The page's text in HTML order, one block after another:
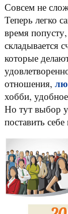
Совсем не
Теперь легко
время
складывается
которые
отношения,
хобби,
Но тут выбор
поставить